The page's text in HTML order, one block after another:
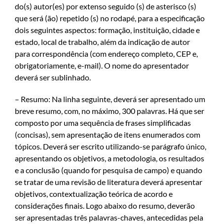
do(s) autor(es) por extenso seguido (s) de asterisco (s)
que será (ão) repetido (s) no rodapé, para a especificação
dois seguintes aspectos: formação, instituição, cidade e
estado, local de trabalho, além da indicação de autor
para correspondência (com endereço completo, CEP e,
obrigatoriamente, e-mail). O nome do apresentador
deverá ser sublinhado.
– Resumo: Na linha seguinte, deverá ser apresentado um
breve resumo, com, no máximo, 300 palavras. Há que ser
composto por uma sequência de frases simplificadas
(concisas), sem apresentação de itens enumerados com
tópicos. Deverá ser escrito utilizando-se parágrafo único,
apresentando os objetivos, a metodologia, os resultados
e a conclusão (quando for pesquisa de campo) e quando
se tratar de uma revisão de literatura deverá apresentar
objetivos, contextualização teórica de acordo e
considerações finais. Logo abaixo do resumo, deverão
ser apresentadas três palavras-chaves, antecedidas pela